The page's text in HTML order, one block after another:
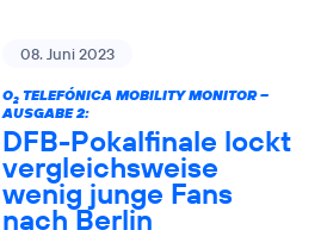
08. Juni 2023
O2TELEFÓNICA MOBILITY MONITOR –
AUSGABE 2:
DFB-Pokalfinale lockt
vergleichsweise
wenig junge Fans
nach Berlin